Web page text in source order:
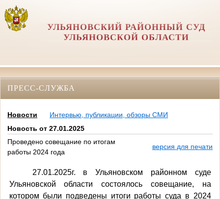
УЛЬЯНОВСКИЙ РАЙОННЫЙ СУД
УЛЬЯНОВСКОЙ ОБЛАСТИ
ПРЕСС-СЛУЖБА
Новости
Интервью, публикации, обзоры СМИ
Новость от 27.01.2025
Проведено совещание по итогам
работы 2024 года
версия для печати
27.01.2025г. в Ульяновском районном суде
Ульяновской области состоялось совещание, на
котором были подведены итоги работы суда в 2024